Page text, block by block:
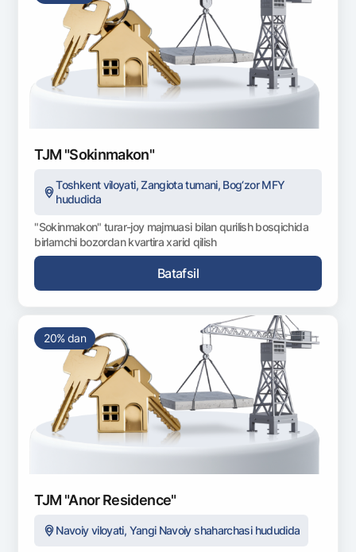
TJM "Sokinmakon"
Toshkent viloyati, Zangiota tumani, Bog‘zor MFY
hududida
"Sokinmakon" turar-joy majmuasi bilan qurilish bosqichida
birlamchi bozordan kvartira xarid qilish
Batafsil
20% dan
TJM "Anor Residence"
Navoiy viloyati, Yangi Navoiy shaharchasi hududida